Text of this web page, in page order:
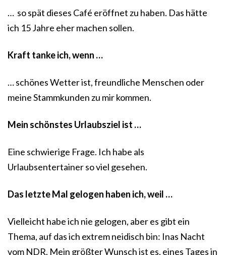
… so spät dieses Café eröffnet zu haben. Das hätte
ich 15 Jahre eher machen sollen.
Kraft tanke ich, wenn …
… schönes Wetter ist, freundliche Menschen oder
meine Stammkunden zu mir kommen.
Mein schönstes Urlaubsziel ist …
Eine schwierige Frage. Ich habe als
Urlaubsentertainer so viel gesehen.
Das letzte Mal gelogen haben ich, weil …
Vielleicht habe ich nie gelogen, aber es gibt ein
Thema, auf das ich extrem neidisch bin: Inas Nacht
vom NDR. Mein größter Wunsch ist es, eines Tages in